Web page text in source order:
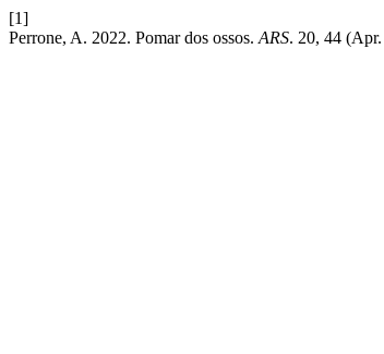
[1]
Perrone, A. 2022. Pomar dos ossos. ARS. 20, 44